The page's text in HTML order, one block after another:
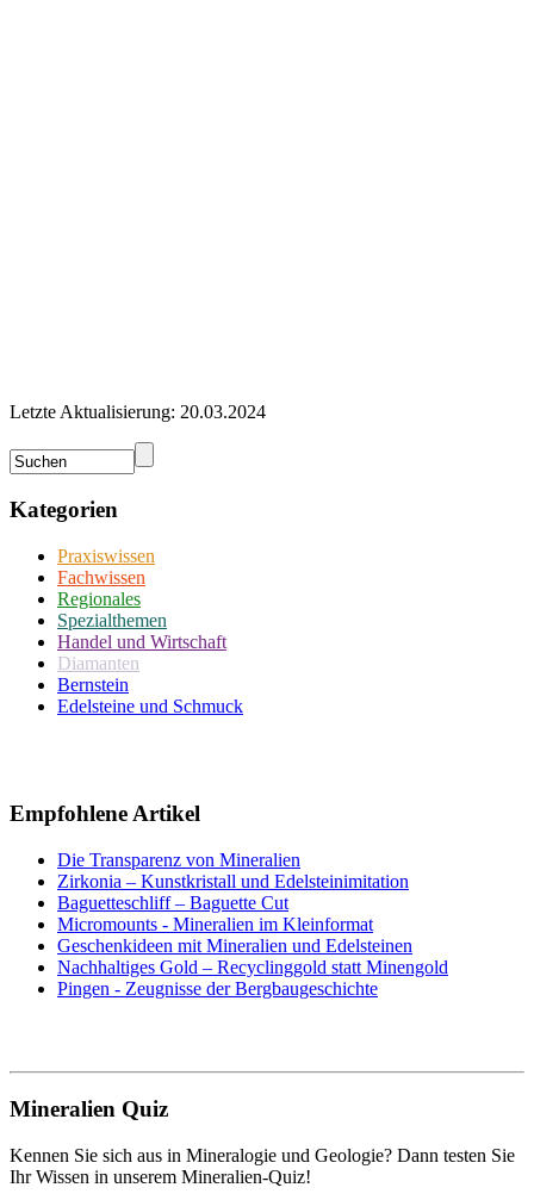
Letzte Aktualisierung: 20.03.2024
Kategorien
Praxiswissen
Fachwissen
Regionales
Spezialthemen
Handel und Wirtschaft
Diamanten
Bernstein
Edelsteine und Schmuck
Empfohlene Artikel
Die Transparenz von Mineralien
Zirkonia – Kunstkristall und Edelsteinimitation
Baguetteschliff – Baguette Cut
Micromounts - Mineralien im Kleinformat
Geschenkideen mit Mineralien und Edelsteinen
Nachhaltiges Gold – Recyclinggold statt Minengold
Pingen - Zeugnisse der Bergbaugeschichte
Mineralien Quiz
Kennen Sie sich aus in Mineralogie und Geologie? Dann testen Sie
Ihr Wissen in unserem Mineralien-Quiz!